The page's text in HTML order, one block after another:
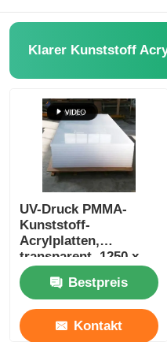
Klarer Kunststoff
UV-Druck PMMA-
Kunststoff-
Acrylplatten,
transparent, 1250 x
2450 mm
Bestpreis
Kontakt